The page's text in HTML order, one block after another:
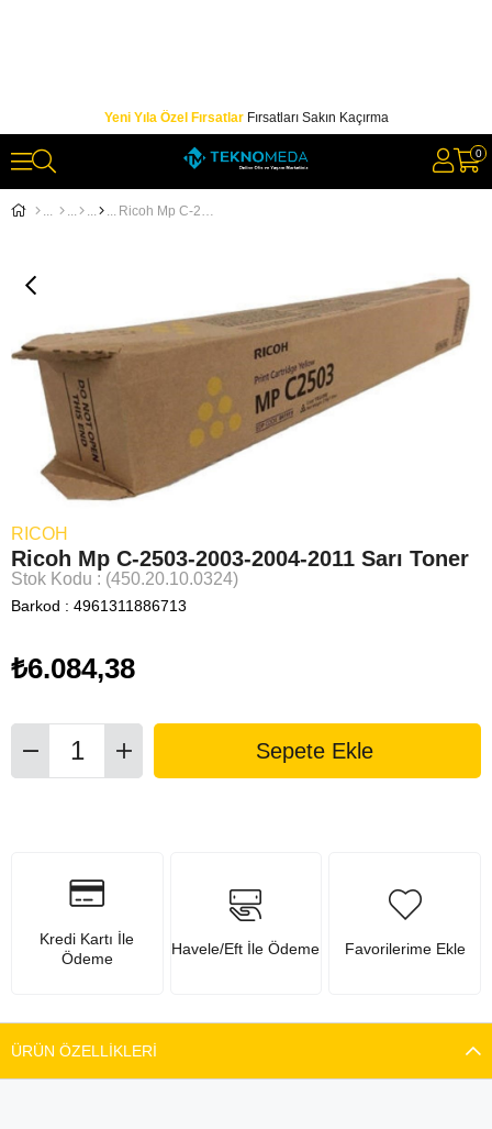
Yeni Yıla Özel FırsatlarFırsatları Sakın Kaçırma
0
Ricoh Mp C-2503-2003-2004-2011 Sarı Toner
RICOH
Ricoh Mp C-2503-2003-2004-2011 Sarı Toner
Stok Kodu (450.20.10.0324)
Barkod : 4961311886713
₺6.084,38
Kredi Kartı İle
Ödeme
Havele/Eft İle Ödeme Favorilerime Ekle
ÜRÜN ÖZELLIKLERI